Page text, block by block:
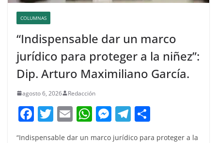
COLUMNAS
“Indispensable dar un marco
jurídico para proteger a la niñez”:
Dip. Arturo Maximiliano García.
agosto 6, 2026 Redacción
F T
w
E W M
e
T
“Indispensable dar un marco jurídico para proteger a la